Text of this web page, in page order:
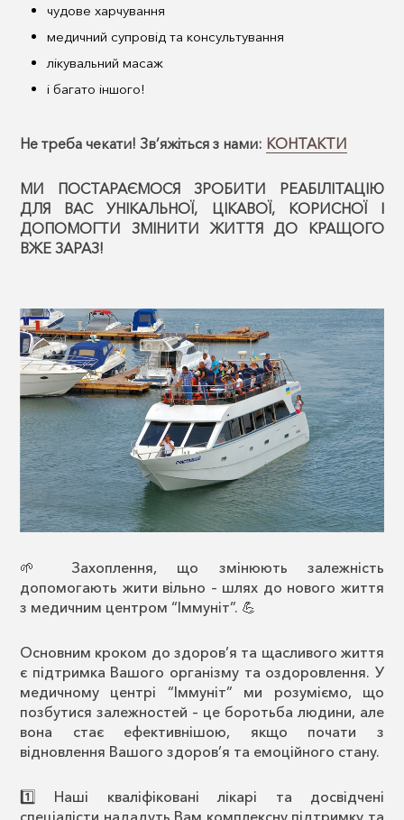
чудове харчування
медичний супровід та консультування
лікувальний масаж
і багато іншого!
Не треба чекати! Зв’яжіться з нами: КОНТАКТИ
МИ ПОСТАРАЄМОСЯ ЗРОБИТИ РЕАБІЛІТАЦІЮ
ДЛЯ ВАС УНІКАЛЬНОЇ, ЦІКАВОЇ, КОРИСНОЇ І
ДОПОМОГТИ ЗМІНИТИ ЖИТТЯ ДО КРАЩОГО
ВЖЕ ЗАРАЗ!
🌱 Захоплення, що змінюють залежність
допомогають жити вільно – шлях до нового життя
з медичним центром “Іммуніт”. 💪
Основним кроком до здоров’я та щасливого життя
є підтримка Вашого організму та оздоровлення. У
медичному центрі “Іммуніт” ми розуміємо, що
позбутися залежностей – це боротьба людини, але
вона стає ефективнішою, якщо почати з
відновлення Вашого здоров’я та емоційного стану.
1️⃣ Наші кваліфіковані лікарі та досвідчені
спеціалісти нададуть Вам комплексну підтримку та